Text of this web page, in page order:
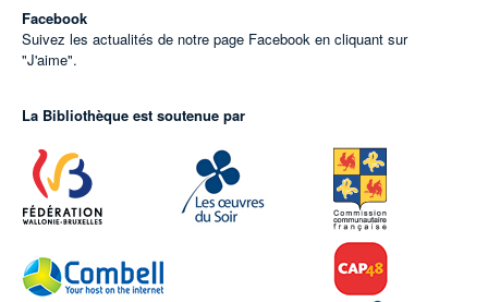
Facebook
Suivez les actualités de notre page Facebook en cliquant sur
"J'aime".
La Bibliothèque est soutenue par